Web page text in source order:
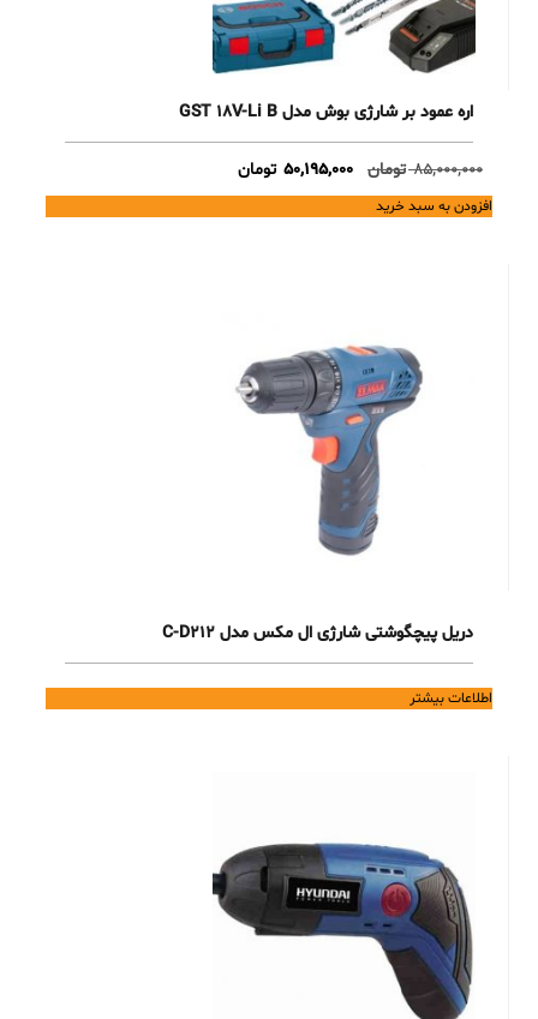
اره عمود بر شارژی بوش مدل GST 18V-Li B
85,000,000 تومان
Original
price
was:
50,195,000 تومانCurrent
price
is:
افزودن به سبد خرید
دریل پیچگوشتی شارژی ال مکس مدل C-D212
اطلاعات بیشتر